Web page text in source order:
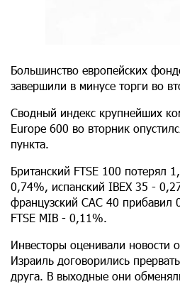
Большинство европейских
завершили в минусе торги во
Сводный индекс крупнейших
Europe 600 во вторник
пункта.
Британский FTSE 100 потерял
0,74%, испанский IBEX 35 -
французский CAC 40 прибавил
FTSE MIB - 0,11%.
Инвесторы оценивали новости
Израиль договорились
друга. В выходные они